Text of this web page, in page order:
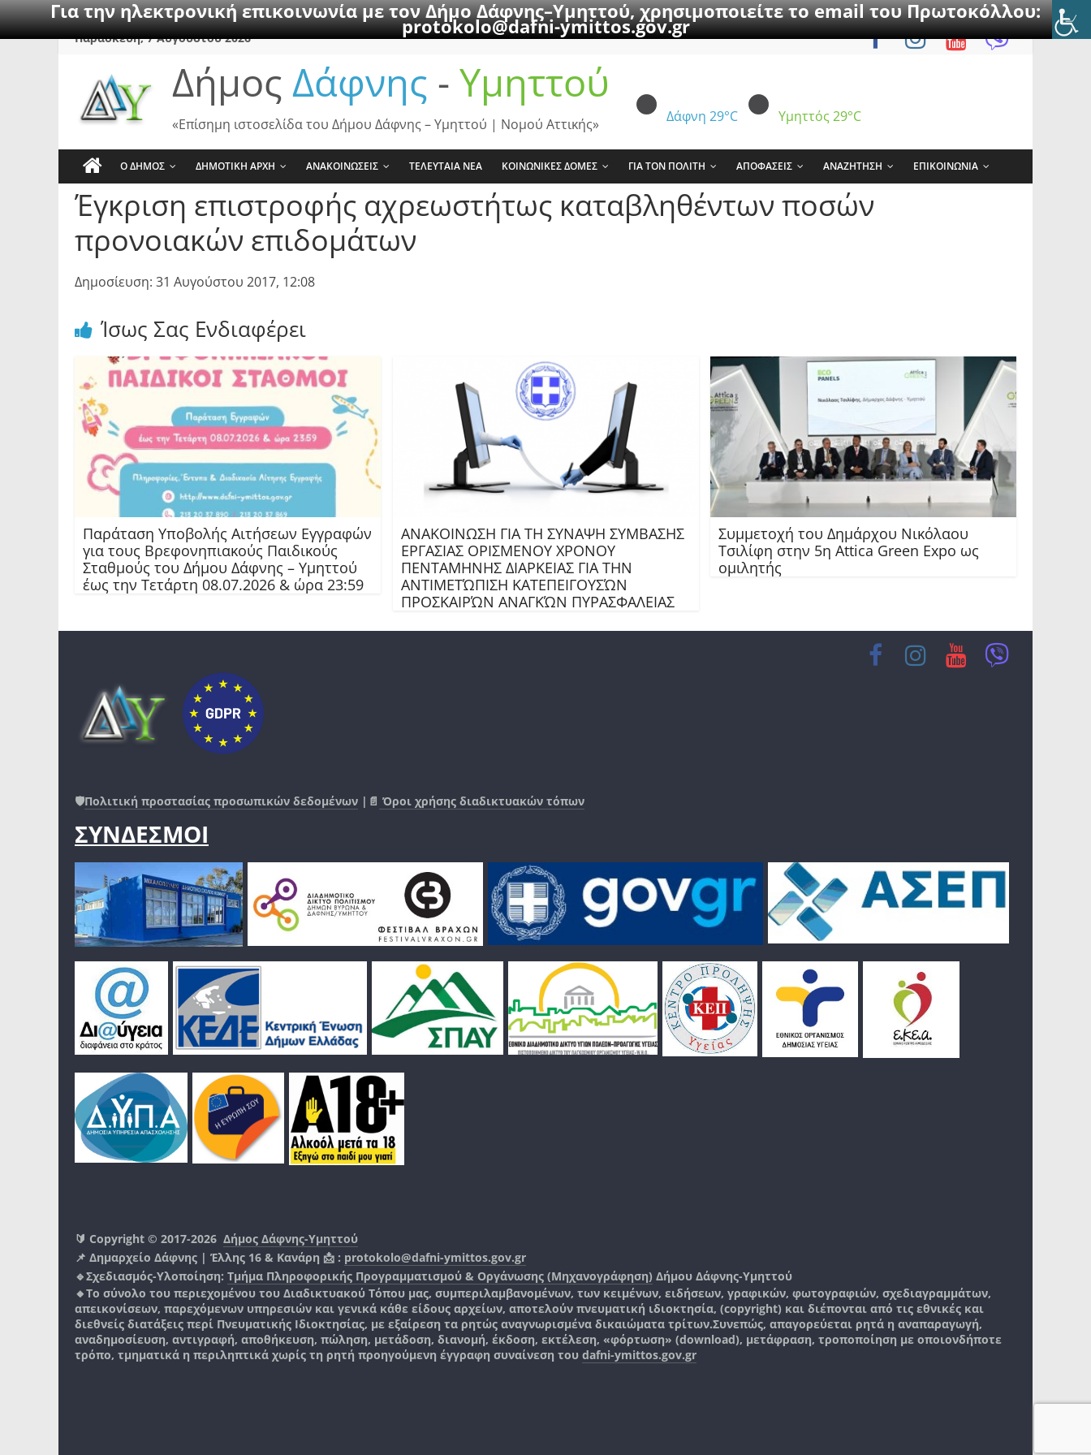
Για την ηλεκτρονική επικοινωνία με τον Δήμο Δάφνης–Υμηττού, χρησιμοποιείτε το email του Πρωτοκόλλου:
protokolo@dafni-ymittos.gov.gr
SkipΠαρασκευή, 7 Αυγούστου 2026
Δήμος Δάφνης - Υμηττού
Δάφνη 29°C Υμηττός 29°C
«Επίσημη ιστοσελίδα του Δήμου Δάφνης – Υμηττού | Νομού Αττικής»
Ο ΔΗΜΟΣ ΔΗΜΟΤΙΚΗ ΑΡΧΗ ΑΝΑΚΟΙΝΩΣΕΙΣ ΤΕΛΕΥΤΑΙΑ ΝΕΑ ΚΟΙΝΩΝΙΚΕΣ ΔΟΜΕΣ ΓΙΑ ΤΟΝ ΠΟΛΙΤΗ ΑΠΟΦΑΣΕΙΣ ΑΝΑΖΗΤΗΣΗ ΕΠΙΚΟΙΝΩΝΙΑ
Έγκριση επιστροφής αχρεωστήτως καταβληθέντων ποσών
προνοιακών επιδομάτων
Δημοσίευση: 31 Αυγούστου 2017, 12:08
Ίσως Σας Ενδιαφέρει
Παράταση Υποβολής Αιτήσεων Εγγραφών
για τους Βρεφονηπιακούς Παιδικούς
Σταθμούς του Δήμου Δάφνης – Υμηττού
έως την Τετάρτη 08.07.2026 & ώρα 23:59
ΑΝΑΚΟΙΝΩΣΗ ΓΙΑ ΤΗ ΣΥΝΑΨΗ ΣΥΜΒΑΣΗΣ
ΕΡΓΑΣΙΑΣ ΟΡΙΣΜΕΝΟΥ ΧΡΟΝΟΥ
ΠΕΝΤΑΜΗΝΗΣ ΔΙΑΡΚΕΙΑΣ ΓΙΑ ΤΗΝ
ΑΝΤΙΜΕΤΏΠΙΣΗ ΚΑΤΕΠΕΙΓΟΥΣΏΝ
ΠΡΟΣΚΑΙΡΏΝ ΑΝΑΓΚΏΝ ΠΥΡΑΣΦΑΛΕΙΑΣ
Συμμετοχή του Δημάρχου Νικόλαου
Τσιλίφη στην 5η Attica Green Expo ως
ομιλητής
🛡️Πολιτική προστασίας προσωπικών δεδομένων |📄 Όροι χρήσης διαδικτυακών τόπων
ΣΥΝΔΕΣΜΟΙ
🔰 Copyright © 2017-2026 Δήμος Δάφνης-Υμηττού
📌 Δημαρχείο Δάφνης | Έλλης 16 & Κανάρη 📩 : protokolo@dafni-ymittos.gov.gr
🔹Σχεδιασμός-Υλοποίηση: Τμήμα Πληροφορικής Προγραμματισμού & Οργάνωσης (Μηχανογράφηση) Δήμου Δάφνης-Υμηττού
🔸Το σύνολο του περιεχομένου του Διαδικτυακού Τόπου μας, συμπεριλαμβανομένων, των κειμένων, ειδήσεων, γραφικών, φωτογραφιών, σχεδιαγραμμάτων,
απεικονίσεων, παρεχόμενων υπηρεσιών και γενικά κάθε είδους αρχείων, αποτελούν πνευματική ιδιοκτησία, (copyright) και διέπονται από τις εθνικές και
διεθνείς διατάξεις περί Πνευματικής Ιδιοκτησίας, με εξαίρεση τα ρητώς αναγνωρισμένα δικαιώματα τρίτων.Συνεπώς, απαγορεύεται ρητά η αναπαραγωγή,
αναδημοσίευση, αντιγραφή, αποθήκευση, πώληση, μετάδοση, διανομή, έκδοση, εκτέλεση, «φόρτωση» (download), μετάφραση, τροποποίηση με οποιονδήποτε
τρόπο, τμηματικά η περιληπτικά χωρίς τη ρητή προηγούμενη έγγραφη συναίνεση του dafni-ymittos.gov.gr